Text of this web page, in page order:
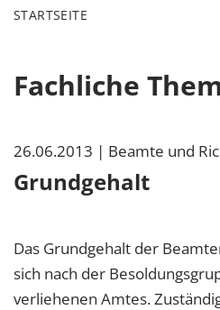
STARTSEITE
Fachliche
26.06.2013 | Beamte und
Grundgehalt
Das Grundgehalt der
sich nach der
verliehenen Amtes.